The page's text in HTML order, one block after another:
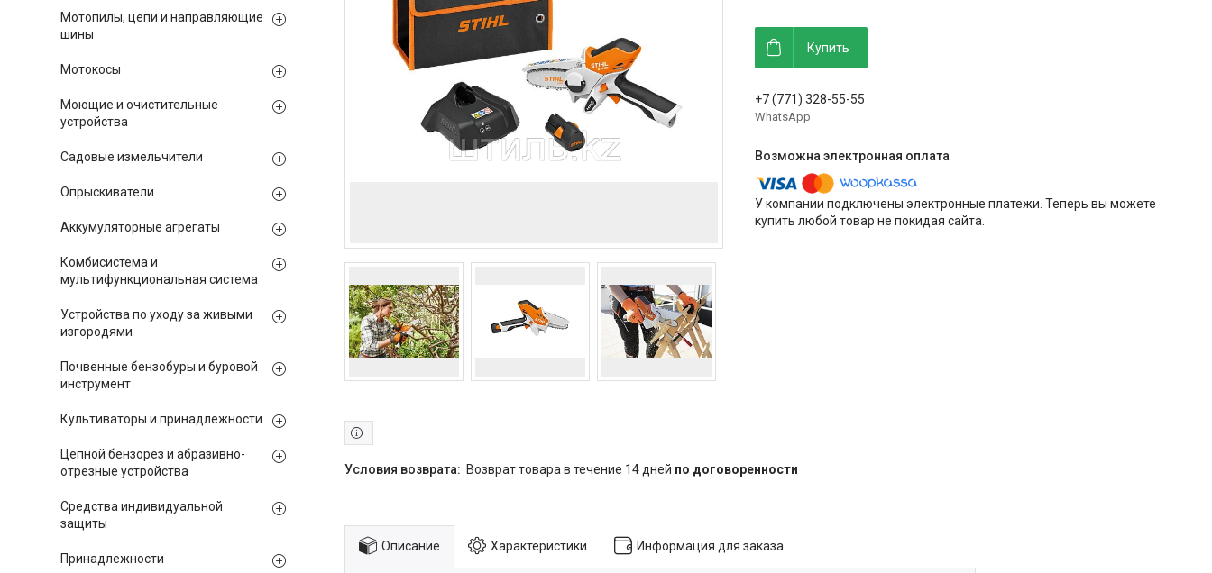
Купить
+7 (771) 328-55-55
WhatsApp
У компании подключены электронные платежи. Теперь вы можете
купить любой товар не покидая сайта.
возврат товара в течение 14 дней по договоренности
Описание Характеристики Информация для заказа
Мотопилы, цепи и направляющие
шины
Мотокосы
Моющие и очистительные
устройства
Садовые измельчители
Опрыскиватели
Аккумуляторные агрегаты
Комбисистема и
мультифункциональная система
Устройства по уходу за живыми
изгородями
Почвенные бензобуры и буровой
инструмент
Культиваторы и принадлежности
Цепной бензорез и абразивно-
отрезные устройства
Средства индивидуальной
защиты
Принадлежности